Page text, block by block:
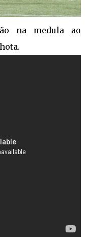
na medula ao